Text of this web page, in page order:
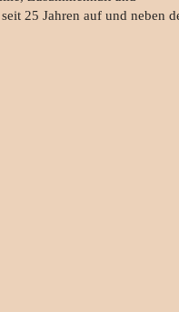
25 Jahren auf und neben